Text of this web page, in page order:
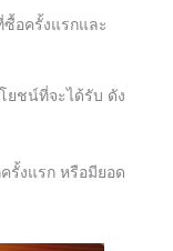
อครั้งแรกและ
ยชน์ที่จะได้รับ ดัง
รั้งแรก หรือมียอด